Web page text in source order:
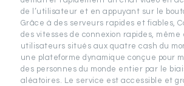
de l’utilisateur et en appuyant sur le
Grâce à des serveurs rapides et fiables,
des vitesses de connexion rapides,
utilisateurs situés aux quatre cash du
une plateforme dynamique conçue pour
des personnes du monde entier par le
aléatoires. Le service est accessible et